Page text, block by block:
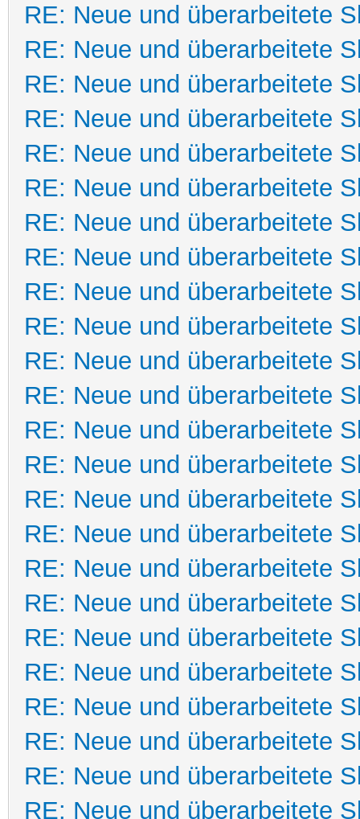
RE: Neue und überarbeitete
RE: Neue und überarbeitete
RE: Neue und überarbeitete
RE: Neue und überarbeitete
RE: Neue und überarbeitete
RE: Neue und überarbeitete
RE: Neue und überarbeitete
RE: Neue und überarbeitete
RE: Neue und überarbeitete
RE: Neue und überarbeitete
RE: Neue und überarbeitete
RE: Neue und überarbeitete
RE: Neue und überarbeitete
RE: Neue und überarbeitete
RE: Neue und überarbeitete
RE: Neue und überarbeitete
RE: Neue und überarbeitete
RE: Neue und überarbeitete
RE: Neue und überarbeitete
RE: Neue und überarbeitete
RE: Neue und überarbeitete
RE: Neue und überarbeitete
RE: Neue und überarbeitete
RE: Neue und überarbeitete